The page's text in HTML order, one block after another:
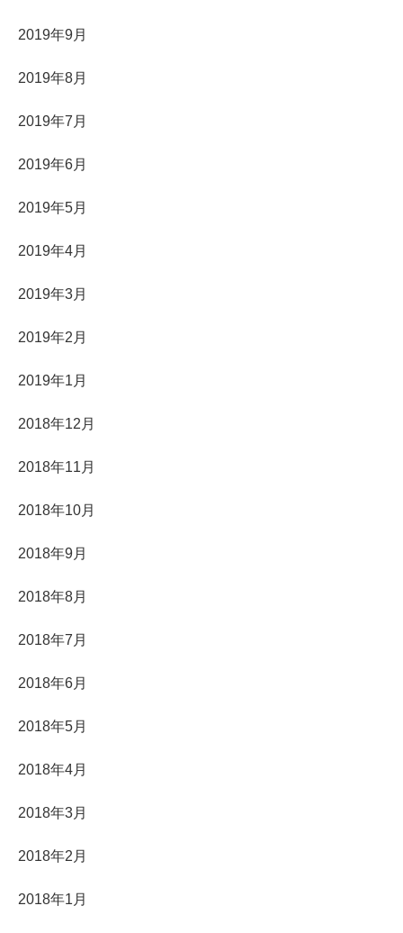
2019年9月
2019年8月
2019年7月
2019年6月
2019年5月
2019年4月
2019年3月
2019年2月
2019年1月
2018年12月
2018年11月
2018年10月
2018年9月
2018年8月
2018年7月
2018年6月
2018年5月
2018年4月
2018年3月
2018年2月
2018年1月